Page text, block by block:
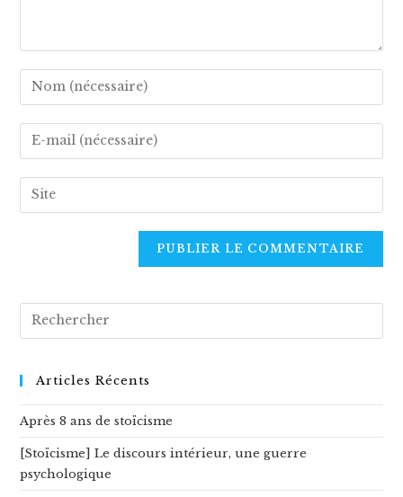
Enter
your
name
or
to
comment
Enter
your
email
address
Enter
your
Rechercher
sur
siteArticles Récents
Après 8 ans de stoïcisme
[Stoïcisme] Le discours intérieur, une guerre
psychologique